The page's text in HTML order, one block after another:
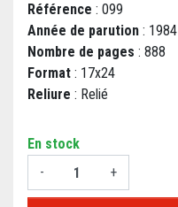
Référence : 099
Année de parution : 1984
Nombre de pages : 888
Format : 17x24
Reliure : Relié
En stock
-
+